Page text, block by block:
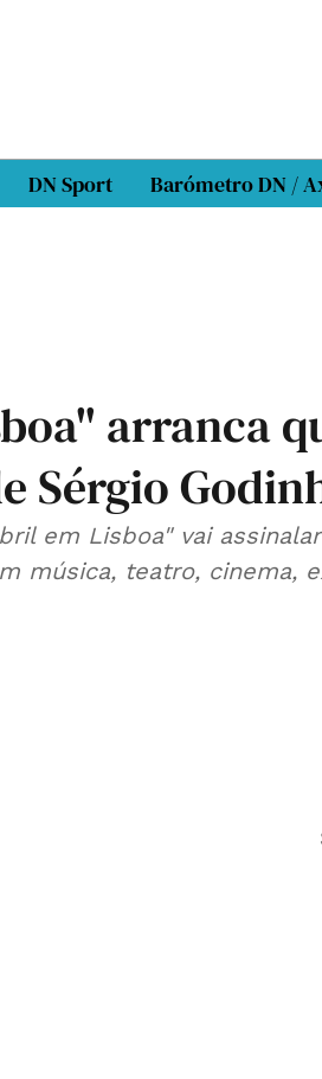
DN Sport Barómetro DN /
arranca
Sérgio
em Lisboa" vai assinalar
música, teatro, cinema,